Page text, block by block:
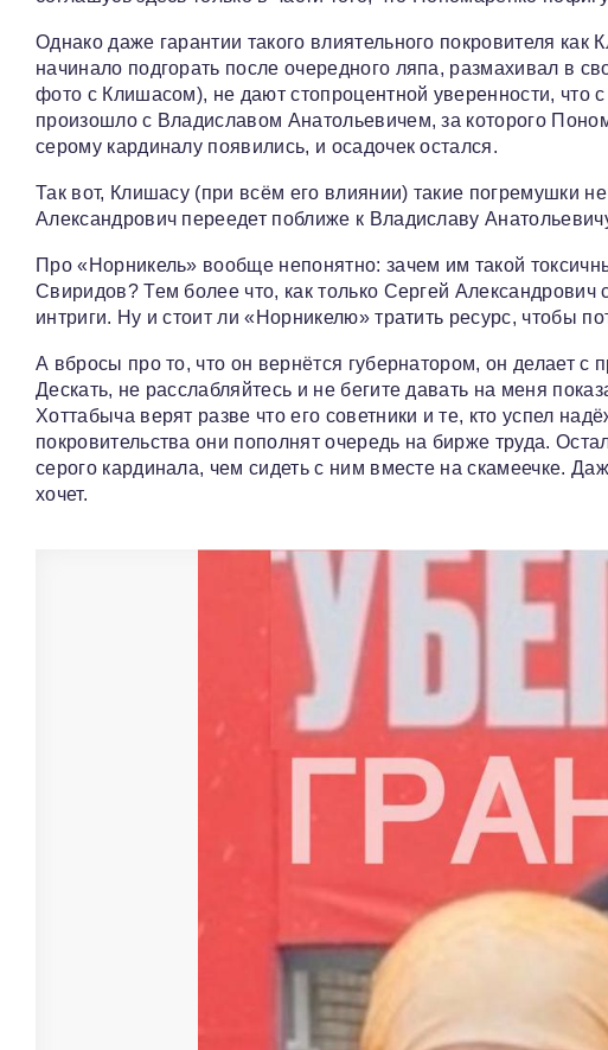
Однако даже гарантии такого влиятельного покровителя
начинало подгорать после очередного ляпа, размахивал в
фото с Клишасом), не дают стопроцентной уверенности, что
произошло с Владиславом Анатольевичем, за которого
серому кардиналу появились, и осадочек остался.
Так вот, Клишасу (при всём его влиянии) такие погремушки
Александрович переедет поближе к Владиславу
Про «Норникель» вообще непонятно: зачем им такой
Свиридов? Тем более что, как только Сергей Александрович
интриги. Ну и стоит ли «Норникелю» тратить ресурс, чтобы
А вбросы про то, что он вернётся губернатором, он делает
Дескать, не расслабляйтесь и не бегите давать на меня
Хоттабыча верят разве что его советники и те, кто успел
покровительства они пополнят очередь на бирже труда.
серого кардинала, чем сидеть с ним вместе на скамеечке.
хочет.